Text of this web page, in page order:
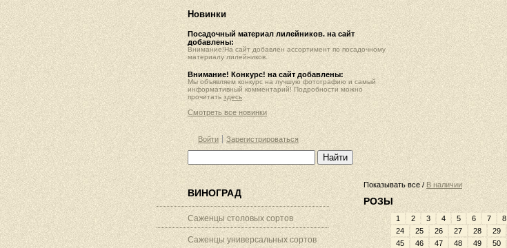
Новинки
Посадочный материал лилейников. на сайт
добавлены:
Внимание!На сайт добавлен ассортимент по посадочному
материалу лилейников.
Внимание! Конкурс! на сайт добавлены:
Мы объявляем конкурс на лучшую фотографию и самый
информативный комментарий! Подробности можно
прочитать здесь
Смотреть все новинки
Войти Зарегистрироваться
ВИНОГРАД
Саженцы столовых сортов
Саженцы универсальных сортов
Показывать все /В наличии
РОЗЫ
1 2 3 4 5 6 7 8
24
25 26 27 28 29
45
46 47 48 49 50